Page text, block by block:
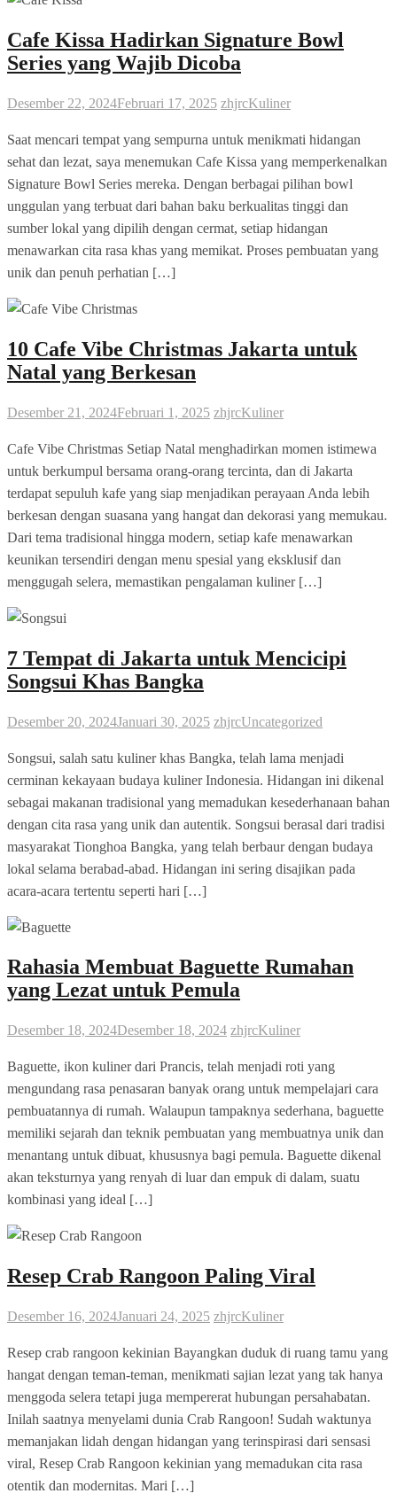
Cafe Kissa Hadirkan Signature Bowl
Series yang Wajib Dicoba
Desember 22, 2024Februari 17, 2025 zhjrcKuliner
Saat mencari tempat yang sempurna untuk menikmati hidangan
sehat dan lezat, saya menemukan Cafe Kissa yang memperkenalkan
Signature Bowl Series mereka. Dengan berbagai pilihan bowl
unggulan yang terbuat dari bahan baku berkualitas tinggi dan
sumber lokal yang dipilih dengan cermat, setiap hidangan
menawarkan cita rasa khas yang memikat. Proses pembuatan yang
unik dan penuh perhatian […]
10 Cafe Vibe Christmas Jakarta untuk
Natal yang Berkesan
Desember 21, 2024Februari 1, 2025 zhjrcKuliner
Cafe Vibe Christmas Setiap Natal menghadirkan momen istimewa
untuk berkumpul bersama orang-orang tercinta, dan di Jakarta
terdapat sepuluh kafe yang siap menjadikan perayaan Anda lebih
berkesan dengan suasana yang hangat dan dekorasi yang memukau.
Dari tema tradisional hingga modern, setiap kafe menawarkan
keunikan tersendiri dengan menu spesial yang eksklusif dan
menggugah selera, memastikan pengalaman kuliner […]
7 Tempat di Jakarta untuk Mencicipi
Songsui Khas Bangka
Desember 20, 2024Januari 30, 2025 zhjrcUncategorized
Songsui, salah satu kuliner khas Bangka, telah lama menjadi
cerminan kekayaan budaya kuliner Indonesia. Hidangan ini dikenal
sebagai makanan tradisional yang memadukan kesederhanaan bahan
dengan cita rasa yang unik dan autentik. Songsui berasal dari tradisi
masyarakat Tionghoa Bangka, yang telah berbaur dengan budaya
lokal selama berabad-abad. Hidangan ini sering disajikan pada
acara-acara tertentu seperti hari […]
Rahasia Membuat Baguette Rumahan
yang Lezat untuk Pemula
Desember 18, 2024Desember 18, 2024 zhjrcKuliner
Baguette, ikon kuliner dari Prancis, telah menjadi roti yang
mengundang rasa penasaran banyak orang untuk mempelajari cara
pembuatannya di rumah. Walaupun tampaknya sederhana, baguette
memiliki sejarah dan teknik pembuatan yang membuatnya unik dan
menantang untuk dibuat, khususnya bagi pemula. Baguette dikenal
akan teksturnya yang renyah di luar dan empuk di dalam, suatu
kombinasi yang ideal […]
Resep Crab Rangoon Paling Viral
Desember 16, 2024Januari 24, 2025 zhjrcKuliner
Resep crab rangoon kekinian Bayangkan duduk di ruang tamu yang
hangat dengan teman-teman, menikmati sajian lezat yang tak hanya
menggoda selera tetapi juga mempererat hubungan persahabatan.
Inilah saatnya menyelami dunia Crab Rangoon! Sudah waktunya
memanjakan lidah dengan hidangan yang terinspirasi dari sensasi
viral, Resep Crab Rangoon kekinian yang memadukan cita rasa
otentik dan modernitas. Mari […]